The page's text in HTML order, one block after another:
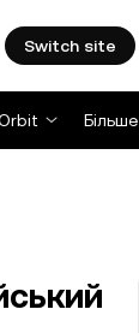
Switch site
Більше